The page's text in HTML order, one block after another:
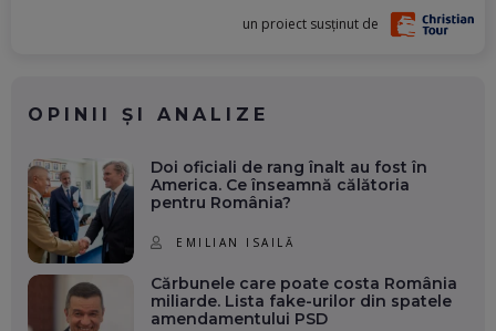
un proiect susținut de
OPINII ȘI ANALIZE
Doi oficiali de rang înalt au fost în
America. Ce înseamnă călătoria
pentru România?
EMILIAN ISAILĂ
Cărbunele care poate costa România
miliarde. Lista fake-urilor din spatele
amendamentului PSD